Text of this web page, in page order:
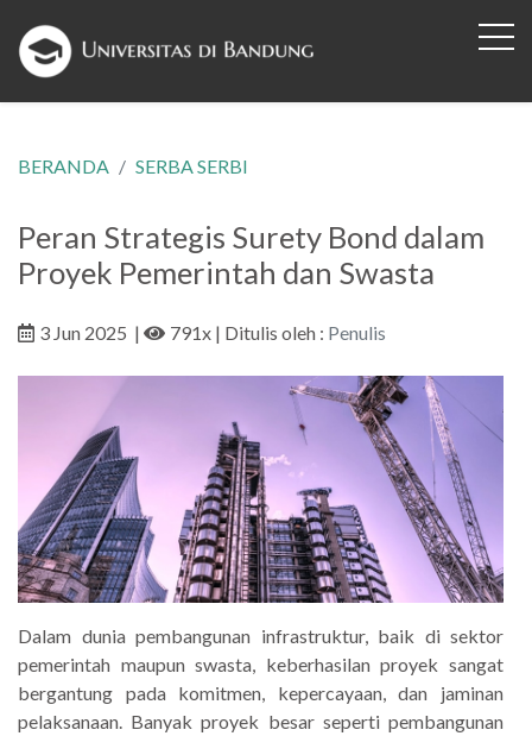
BERANDA SERBA SERBI
Peran Strategis Surety Bond dalam
Proyek Pemerintah dan Swasta
3 Jun 2025 | 791x | Ditulis oleh : Penulis
Dalam dunia pembangunan infrastruktur, baik di sektor
pemerintah maupun swasta, keberhasilan proyek sangat
bergantung pada komitmen, kepercayaan, dan jaminan
pelaksanaan. Banyak proyek besar seperti pembangunan